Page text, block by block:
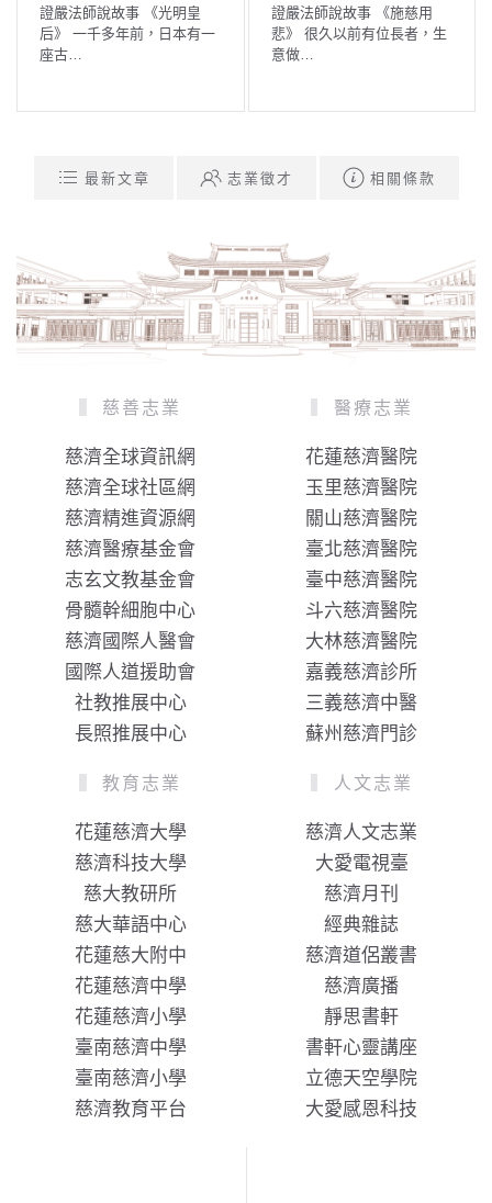
證嚴法師說故事 《光明皇
后》 一千多年前，日本有一
座古…
證嚴法師說故事 《施慈用
悲》 很久以前有位長者，生
意做…
最新文章 志業徵才 相關條款
慈善志業
慈濟全球資訊網
慈濟全球社區網
慈濟精進資源網
慈濟醫療基金會
志玄文教基金會
骨髓幹細胞中心
慈濟國際人醫會
國際人道援助會
社教推展中心
長照推展中心
醫療志業
花蓮慈濟醫院
玉里慈濟醫院
關山慈濟醫院
臺北慈濟醫院
臺中慈濟醫院
斗六慈濟醫院
大林慈濟醫院
嘉義慈濟診所
三義慈濟中醫
蘇州慈濟門診
教育志業
花蓮慈濟大學
慈濟科技大學
慈大教研所
慈大華語中心
花蓮慈大附中
花蓮慈濟中學
花蓮慈濟小學
臺南慈濟中學
臺南慈濟小學
慈濟教育平台
人文志業
慈濟人文志業
大愛電視臺
慈濟月刊
經典雜誌
慈濟道侶叢書
慈濟廣播
靜思書軒
書軒心靈講座
立德天空學院
大愛感恩科技